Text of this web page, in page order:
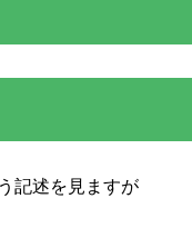
記述を見ますが